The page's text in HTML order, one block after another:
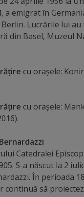
a emigrat în
Lucrările lui
din Basel, Muzeul
cu orașele:
cu orașele:
Catedralei
S-a născut la 2
În perioada
continuă să